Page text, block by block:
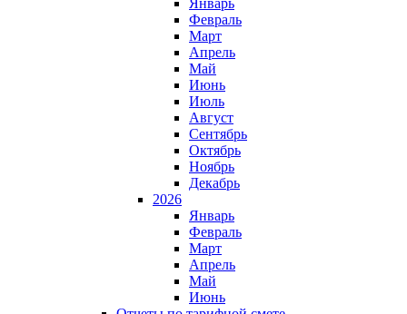
Январь
Февраль
Март
Апрель
Май
Июнь
Июль
Август
Сентябрь
Октябрь
Ноябрь
Декабрь
2026
Январь
Февраль
Март
Апрель
Май
Июнь